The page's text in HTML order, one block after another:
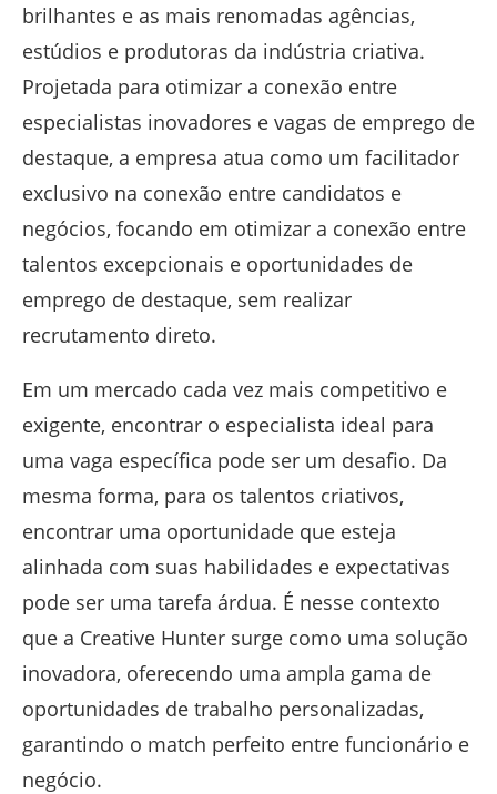
brilhantes e as mais renomadas agências,
estúdios e produtoras da indústria criativa.
Projetada para otimizar a conexão entre
especialistas inovadores e vagas de emprego de
destaque, a empresa atua como um facilitador
exclusivo na conexão entre candidatos e
negócios, focando em otimizar a conexão entre
talentos excepcionais e oportunidades de
emprego de destaque, sem realizar
recrutamento direto.
Em um mercado cada vez mais competitivo e
exigente, encontrar o especialista ideal para
uma vaga específica pode ser um desafio. Da
mesma forma, para os talentos criativos,
encontrar uma oportunidade que esteja
alinhada com suas habilidades e expectativas
pode ser uma tarefa árdua. É nesse contexto
que a Creative Hunter surge como uma solução
inovadora, oferecendo uma ampla gama de
oportunidades de trabalho personalizadas,
garantindo o match perfeito entre funcionário e
negócio.